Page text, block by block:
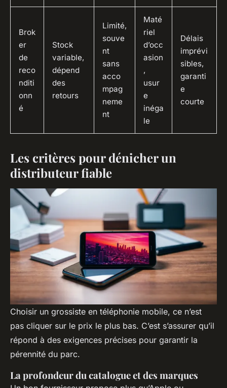
Brok
er
de
reco
nditi
onn
é
Stock
variable,
dépend
des
retours
Limité,
souve
nt
sans
acco
mpag
neme
nt
Maté
riel
d’occ
asion
,
usur
e
inéga
le
Délais
imprévi
sibles,
garanti
e
courte
Les critères pour dénicher un
distributeur fiable
Choisir un grossiste en téléphonie mobile, ce n’est
pas cliquer sur le prix le plus bas. C’est s’assurer qu’il
répond à des exigences précises pour garantir la
pérennité du parc.
La profondeur du catalogue et des marques